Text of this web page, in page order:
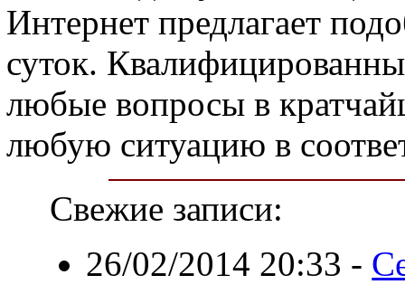
Интернет предлагает
суток.
любые вопросы в
любую ситуацию в
Свежие записи:
26/02/2014 20:33 -